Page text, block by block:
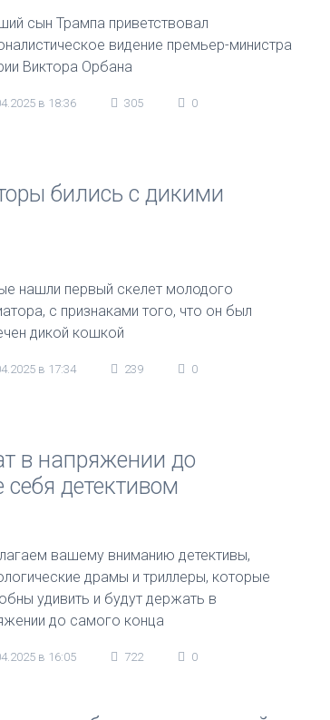
сын Трампа приветствовал
видение премьер-министра
Виктора Орбана
в 18:36 305 0
бились с дикими
нашли первый скелет молодого
с признаками того, что он был
дикой кошкой
в 17:34 239 0
в напряжении до
детективом
вашему вниманию детективы,
драмы и триллеры, которые
удивить и будут держать в
до самого конца
в 16:05 722 0